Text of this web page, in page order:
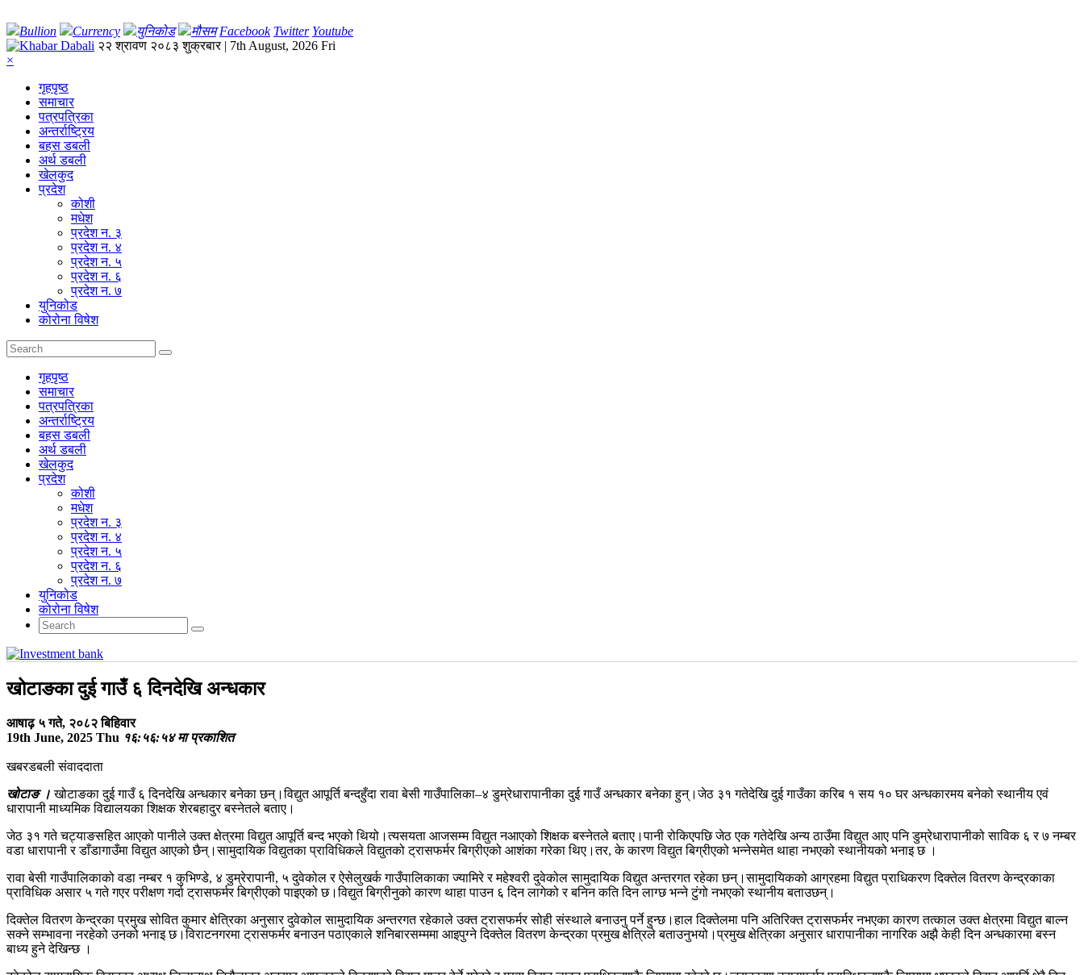
Bullion Currency युनिकोड मौसम Facebook Twitter Youtube
२२ श्रावण २०८३ शुक्रबार | 7th August, 2026 Fri
×
गृहपृष्‍ठ
समाचार
पत्रपत्रिका
अन्तर्राष्ट्रिय
बहस डबली
अर्थ डबली
खेलकुद
प्रदेश
कोशी
मधेश
प्रदेश न. ३
प्रदेश न. ४
प्रदेश न. ५
प्रदेश न. ६
प्रदेश न. ७
युनिकोड
कोरोना विषेश
गृहपृष्‍ठ
समाचार
पत्रपत्रिका
अन्तर्राष्ट्रिय
बहस डबली
अर्थ डबली
खेलकुद
प्रदेश
कोशी
मधेश
प्रदेश न. ३
प्रदेश न. ४
प्रदेश न. ५
प्रदेश न. ६
प्रदेश न. ७
युनिकोड
कोरोना विषेश
खोटाङका दुई गाउँ ६ दिनदेखि अन्धकार
आषाढ़ ५ गते, २०८२ बिहिवार
19th June, 2025 Thu १६:५६:५४ मा प्रकाशित
खबरडबली संवाददाता
खोटाङ । खोटाङका दुई गाउँ ६ दिनदेखि अन्धकार बनेका छन्।विद्युत आपूर्ति बन्दहुँदा रावा बेसी गाउँपालिका–४ डुम्रेधारापानीका दुई गाउँ अन्धकार बनेका हुन्।जेठ ३१ गतेदेखि दुई गाउँका करिब १ सय १० घर अन्धकारमय बनेको स्थानीय एवं
धारापानी माध्यमिक विद्यालयका शिक्षक शेरबहादुर बस्नेतले बताए।
जेठ ३१ गते चट्याङसहित आएको पानीले उक्त क्षेत्रमा विद्युत आपूर्ति बन्द भएको थियो।त्यसयता आजसम्म विद्युत नआएको शिक्षक बस्नेतले बताए।पानी रोकिएपछि जेठ एक गतेदेखि अन्य ठाउँमा विद्युत आए पनि डुम्रेधारापानीको साविक ६ र ७ नम्बर
वडा धारापानी र डाँडागाउँमा विद्युत आएको छैन्।सामुदायिक विद्युतका प्राविधिकले विद्युतको ट्रासफर्मर बिग्रीएको आशंका गरेका थिए।तर, के कारण विद्युत बिग्रीएको भन्नेसमेत थाहा नभएको स्थानीयको भनाइ छ ।
रावा बेसी गाउँपालिकाको वडा नम्बर १ कुभिण्डे, ४ डुम्रेरापानी, ५ दुवेकोल र ऐसेलुखर्क गाउँपालिकाका ज्यामिरे र महेश्वरी दुवेकोल सामुदायिक विद्युत अन्तरगत रहेका छन्।सामुदायिकको आग्रहमा विद्युत प्राधिकरण दिक्तेल वितरण केन्द्रकाका
प्राविधिक असार ५ गते गएर परीक्षण गर्दा ट्रासफर्मर बिग्रीएको पाइएको छ।विद्युत बिग्रीनुको कारण थाहा पाउन ६ दिन लागेको र बनिन कति दिन लाग्छ भन्ने टुंगो नभएको स्थानीय बताउछन्।
दिक्तेल वितरण केन्द्रका प्रमुख सोवित कुमार क्षेत्रिका अनुसार दुवेकोल सामुदायिक अन्तरगत रहेकाले उक्त ट्रासफर्मर सोही संस्थाले बनाउनु पर्ने हुन्छ।हाल दिक्तेलमा पनि अतिरिक्त ट्रासफर्मर नभएका कारण तत्काल उक्त क्षेत्रमा विद्युत बाल्न
सक्ने सम्भावना नरहेको उनको भनाइ छ।विराटनगरमा ट्रासफर्मर बनाउन पठाएकाले शनिबारसम्ममा आइपुग्ने दिक्तेल वितरण केन्द्रका प्रमुख क्षेत्रिले बताउनुभयो।प्रमुख क्षेत्रिका अनुसार धारापानीका नागरिक अझै केही दिन अन्धकारमा बस्न
बाध्य हुने देखिन्छ ।